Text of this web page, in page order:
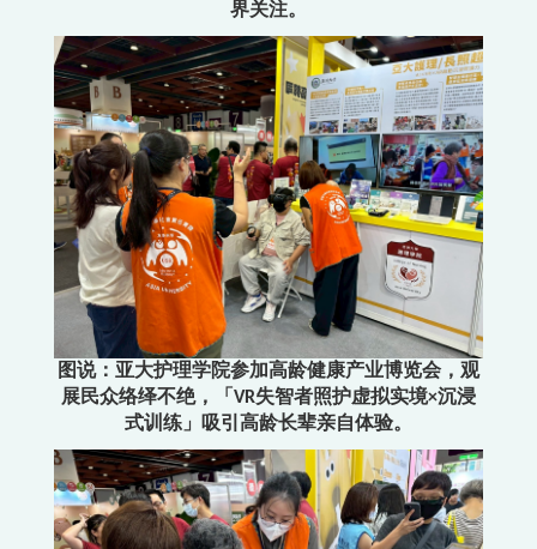
界关注。
图说：亚大护理学院参加高龄健康产业博览会，观
展民众络绎不绝，「VR失智者照护虚拟实境×沉浸
式训练」吸引高龄长辈亲自体验。